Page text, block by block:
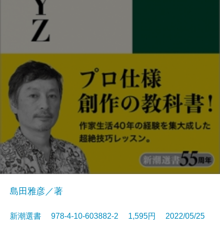
島田雅彦／著
新潮選書 978-4-10-603882-2 1,595円 2022/05/25